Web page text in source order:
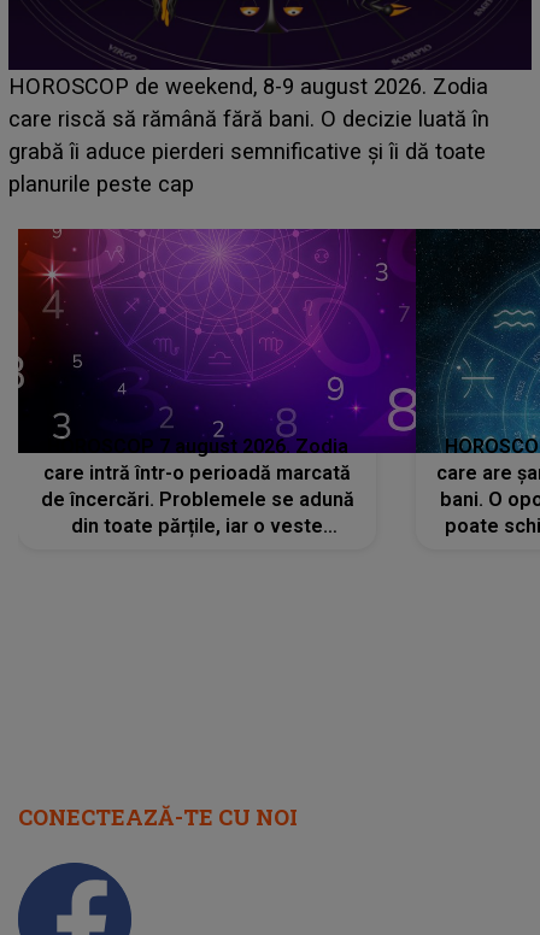
Zodia
luată în
toate
Emanuel a ținut ACEST DETALIU
acum! În fața Alexandrei, concurentul din
face o MĂRTURISIRE NEAȘTEPTATĂ
sa: "I-am spus și ei în față, eu nu te
HOROSCOP 7 august 2026. Zodia
care intră într-o perioadă marcată
de încercări. Problemele se adună
din toate părțile, iar o veste
care are
bani. O
poate
CONECTEAZĂ-TE CU NOI